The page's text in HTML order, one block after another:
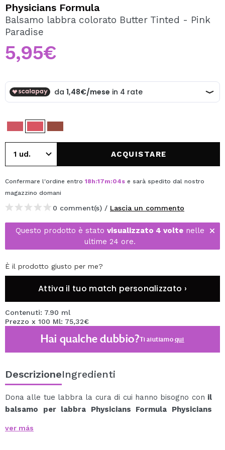
Creando un account su Maquibeauty.it potrai fare i tuoi
acquisti velocemente, controllare lo stato dei tuoi ordini e
Physicians Formula
Balsamo labbra colorato Butter Tinted - Pink
Paradise
5,95€
ACQUISTARE
Confermare l'ordine entro 18h:17m:04s e sarà spedito dal nostro
magazzino domani
0 comment(s) / Lascia un commento
Questo prodotto è stato visualizzato 4 volte nelle
ultime 24 ore.
È il prodotto giusto per me?
Attiva il tuo match personalizzato ›
Contenuti: 7.90 ml
Prezzo x 100 Ml: 75,32€
Hai qualche dubbio?Ti aiutiamoqui
DescrizioneIngredienti
Dona alle tue labbra la cura di cui hanno bisogno con il
balsamo per labbra Physicians Formula Physicians
Questo balsamo per labbra colorato è lussuosamente
ver más